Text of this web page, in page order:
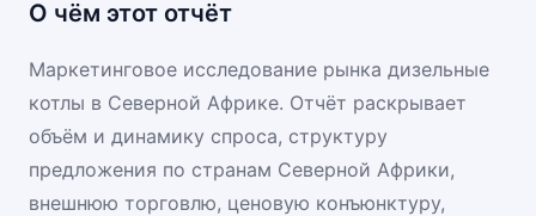
О чём этот отчёт
Маркетинговое исследование рынка дизельные
котлы в Северной Африке. Отчёт раскрывает
объём и динамику спроса, структуру
предложения по странам Северной Африки,
внешнюю торговлю, ценовую конъюнктуру,